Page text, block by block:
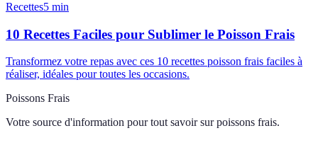
Recettes5 min
10 Recettes Faciles pour Sublimer le Poisson Frais
Transformez votre repas avec ces 10 recettes poisson frais faciles à
réaliser, idéales pour toutes les occasions.
Poissons Frais
Votre source d'information pour tout savoir sur poissons frais.